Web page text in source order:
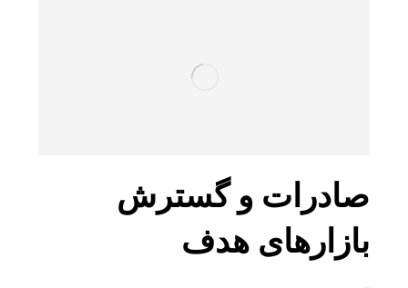
صادرات و گسترش
بازارهای هدف